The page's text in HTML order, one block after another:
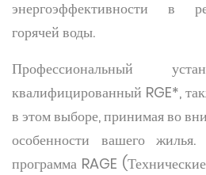
энергоэффективности в
горячей воды.
Профессиональный
квалифицированный RGE*,
в этом выборе, принимая во
особенности вашего
программа RAGE